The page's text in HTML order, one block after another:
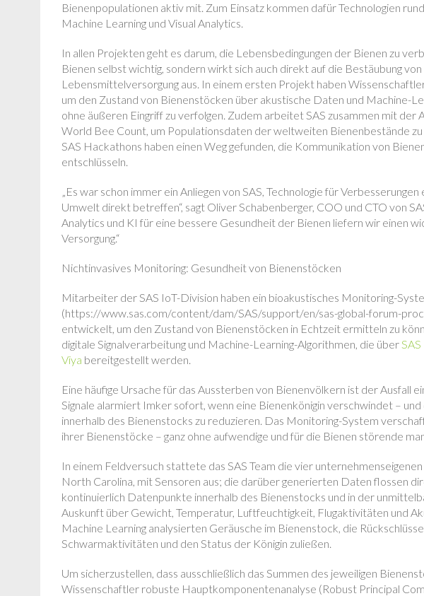
Bienenpopulationen aktiv mit. Zum Einsatz kommen dafür Technologien
Machine Learning und Visual Analytics.
In allen Projekten geht es darum, die Lebensbedingungen der Bienen zu
Bienen selbst wichtig, sondern wirkt sich auch direkt auf die Bestäubung
Lebensmittelversorgung aus. In einem ersten Projekt haben
um den Zustand von Bienenstöcken über akustische Daten und Machine-
ohne äußeren Eingriff zu verfolgen. Zudem arbeitet SAS zusammen mit der
World Bee Count, um Populationsdaten der weltweiten Bienenbestände zu
SAS Hackathons haben einen Weg gefunden, die Kommunikation von
entschlüsseln.
„Es war schon immer ein Anliegen von SAS, Technologie für
Umwelt direkt betreffen“, sagt Oliver Schabenberger, COO und CTO von
Analytics und KI für eine bessere Gesundheit der Bienen liefern wir einen
Versorgung.“
Nichtinvasives Monitoring: Gesundheit von Bienenstöcken
Mitarbeiter der SAS IoT-Division haben ein bioakustisches Monitoring-
(https://www.sas.com/content/dam/SAS/support/en/sas-global-forum-
entwickelt, um den Zustand von Bienenstöcken in Echtzeit ermitteln zu
digitale Signalverarbeitung und Machine-Learning-Algorithmen, die über
Viya bereitgestellt werden.
Eine häufige Ursache für das Aussterben von Bienenvölkern ist der Ausfall
Signale alarmiert Imker sofort, wenn eine Bienenkönigin verschwindet –
innerhalb des Bienenstocks zu reduzieren. Das Monitoring-System
ihrer Bienenstöcke – ganz ohne aufwendige und für die Bienen störende
In einem Feldversuch stattete das SAS Team die vier
North Carolina, mit Sensoren aus; die darüber generierten Daten flossen
kontinuierlich Datenpunkte innerhalb des Bienenstocks und in der
Auskunft über Gewicht, Temperatur, Luftfeuchtigkeit, Flugaktivitäten und
Machine Learning analysierten Geräusche im Bienenstock, die
Schwarmaktivitäten und den Status der Königin zuließen.
Um sicherzustellen, dass ausschließlich das Summen des jeweiligen
Wissenschaftler robuste Hauptkomponentenanalyse (Robust Principal